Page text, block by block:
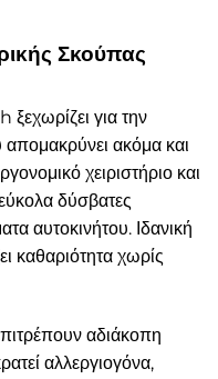
Σκούπας
για την
ακόμα και
χειριστήριο και
δύσβατες
αυτοκινήτου. Ιδανική
καθαριότητα χωρίς
αδιάκοπη
αλλεργιογόνα,